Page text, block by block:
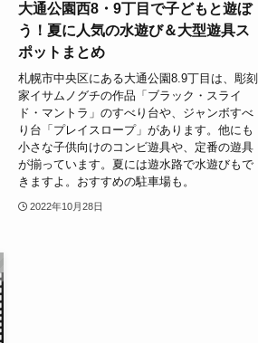
大通公園西8・9丁目で子どもと遊ぼ
う！夏に人気の水遊び＆大型遊具ス
ポットまとめ
札幌市中央区にある大通公園8.9丁目は、彫刻
家イサムノグチの作品「ブラック・スライ
ド・マントラ」のすべり台や、ジャンボすべ
り台「プレイスロープ」があります。他にも
小さな子供向けのコンビ遊具や、定番の遊具
が揃っています。夏には遊水路で水遊びもで
きますよ。おすすめの駐車場も。
2022年10月28日